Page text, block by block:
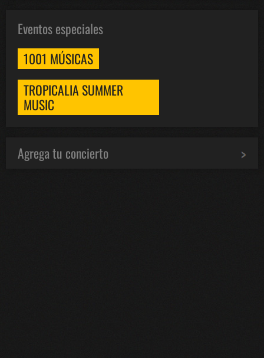
Eventos especiales
1001 MÚSICAS
TROPICALIA SUMMER
MUSIC
Agrega tu concierto